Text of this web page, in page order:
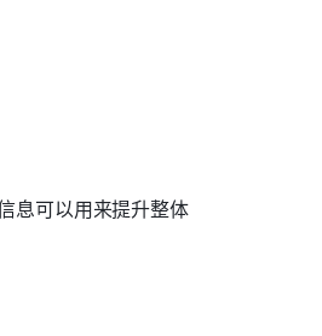
息可以用来提升整体